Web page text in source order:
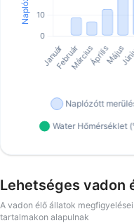
Lehetséges vadon
A vadon élő állatok
tartalmakon alapulnak